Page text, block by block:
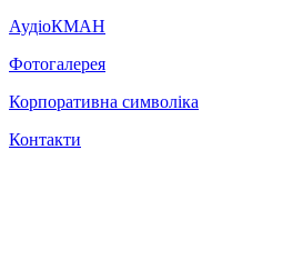
АудіоКМАН
Фотогалерея
Корпоративна символіка
Контакти